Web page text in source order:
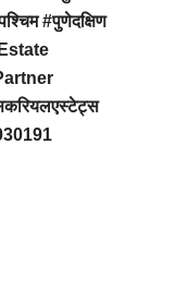
#पुणेदक्षिण